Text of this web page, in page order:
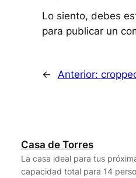
Lo siento, debes
para publicar un
← Anterior:
Casa de Torres
La casa ideal para tus
capacidad total para 14